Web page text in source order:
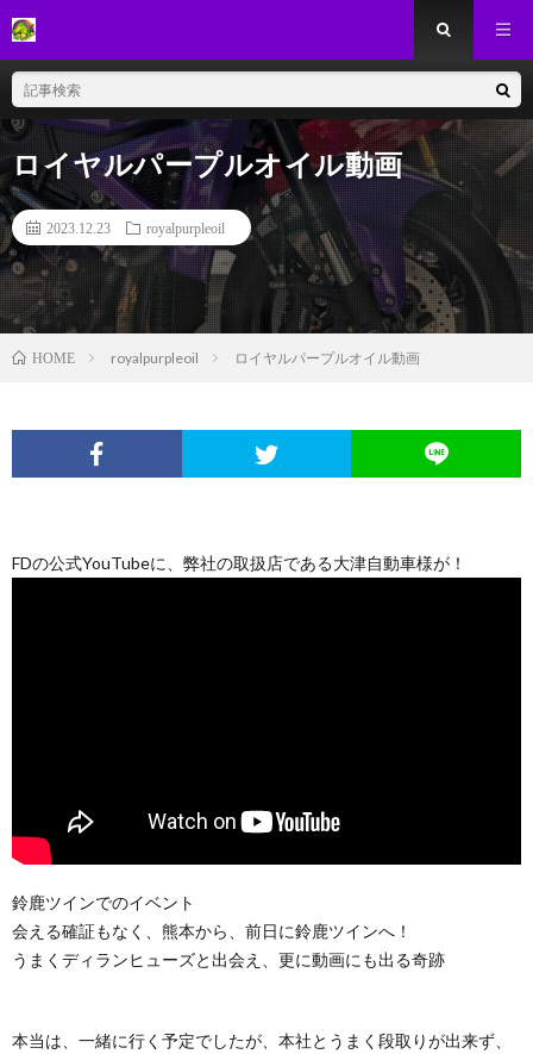
ロイヤルパープルオイル動画
2023.12.23 royalpurpleoil
HOME royalpurpleoil ロイヤルパープルオイル動画
FDの公式YouTubeに、弊社の取扱店である大津自動車様が！
鈴鹿ツインでのイベント
会える確証もなく、熊本から、前日に鈴鹿ツインへ！
うまくディランヒューズと出会え、更に動画にも出る奇跡
本当は、一緒に行く予定でしたが、本社とうまく段取りが出来ず、